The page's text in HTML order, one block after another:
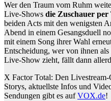
Wer den Traum vom Ruhm
Live-Shows die Zuschauer per
beiden Acts mit den wenigsten
Abend in einem Gesangsduell
mit einem Song ihrer Wahl
Entscheidung, wer von ihnen
Live-Show zieht, fällt dann
X Factor Total: Den
Storys, aktuellste Infos und
Sendungen gibt es aufVOX.de!